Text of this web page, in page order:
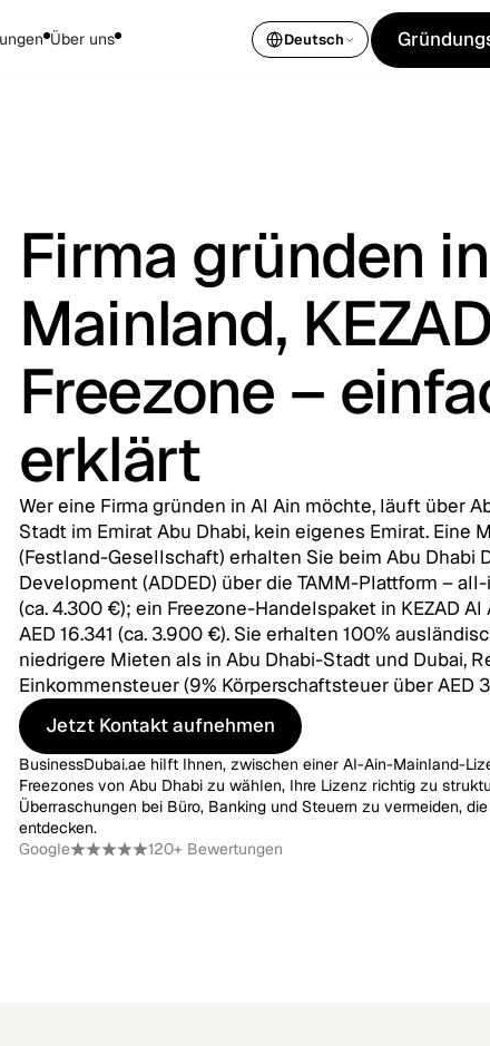
Über uns Deutsch
Firma gründen
Mainland,
Freezone –
erklärt
Wer eine Firma gründen in Al Ain möchte, läuft über
Stadt im Emirat Abu Dhabi, kein eigenes Emirat. Eine
(Festland-Gesellschaft) erhalten Sie beim Abu Dhabi
Development (ADDED) über die TAMM-Plattform –
(ca. 4.300 €); ein Freezone-Handelspaket in KEZAD
AED 16.341 (ca. 3.900 €). Sie erhalten 100%
niedrigere Mieten als in Abu Dhabi-Stadt und Dubai,
Einkommensteuer (9% Körperschaftsteuer über AED
Jetzt Kontakt aufnehmen
Jetzt Kontakt aufnehmen
BusinessDubai.ae hilft Ihnen, zwischen einer Al-Ain-Mainland-
Freezones von Abu Dhabi zu wählen, Ihre Lizenz richtig zu
Überraschungen bei Büro, Banking und Steuern zu vermeiden,
entdecken.
Google
120+ Bewertungen